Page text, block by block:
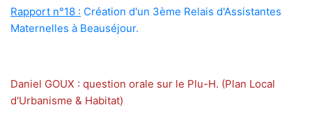
Rapport n°18 : Création d'un 3ème Relais d'Assistantes
Maternelles à Beauséjour.
Daniel GOUX : question orale sur le Plu-H. (Plan Local
d'Urbanisme & Habitat)